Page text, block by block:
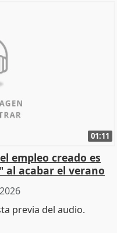
01:11
empleo creado es
al acabar el verano